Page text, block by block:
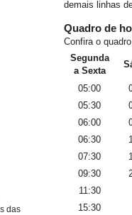
demais linhas
Quadro de
Confira o
Segunda
a Sexta
05:00
05:30
06:00
06:30
07:30
09:30
11:30
15:30
das